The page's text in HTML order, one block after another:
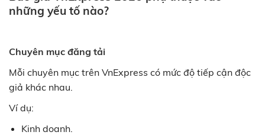
những yếu tố nào?
Chuyên mục đăng tải
Mỗi chuyên mục trên VnExpress có mức độ tiếp cận độc
giả khác nhau.
Ví dụ:
Kinh doanh.